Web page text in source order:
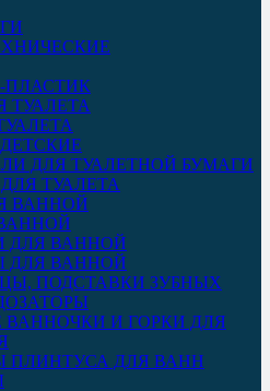
ДЛЯ ТУАЛЕТНОЙ БУМАГИ
ТУАЛЕТА
ДЛЯ ВАННОЙ
ДЛЯ ВАННОЙ
ПОДСТАВКИ ЗУБНЫХ
ВАННОЧКИ И ГОРКИ ДЛЯ
ПЛИНТУСА ДЛЯ ВАНН